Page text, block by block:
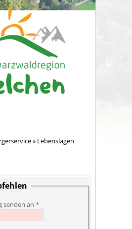
» Lebenslagen
senden an *